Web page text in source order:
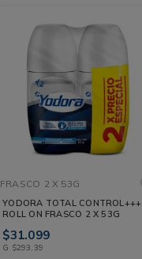
FRASCO 2 X 53G
YODORA TOTAL CONTROL+++
ROLL ON FRASCO 2 X 53G
$31.099
G $293, 39